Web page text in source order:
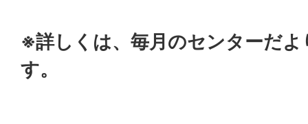
※詳しくは、毎月のセンターだ
す。